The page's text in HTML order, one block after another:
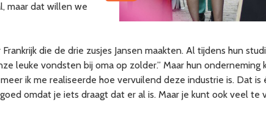
maar dat willen we
die de drie zusjes Jansen maakten. Al tijdens hun
leuke vondsten bij oma op zolder.” Maar hun onderneming
ik me realiseerde hoe vervuilend deze industrie is. Dat
omdat je iets draagt dat er al is. Maar je kunt ook veel te